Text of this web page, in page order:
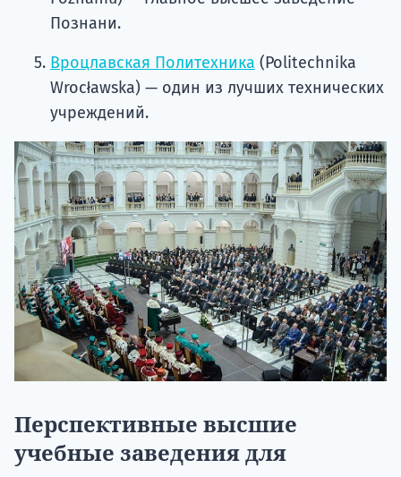
Познани.
Вроцлавская Политехника (Politechnika
Wrocławskа) — один из лучших технических
учреждений.
Перспективные высшие
учебные заведения для